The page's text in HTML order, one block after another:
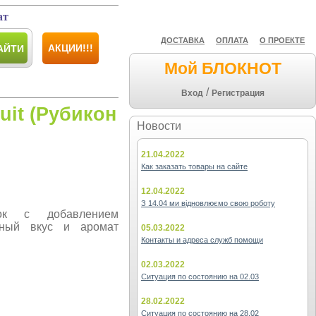
ДОСТАВКА ОПЛАТА О ПРОЕКТЕ
Мой БЛОКНОТ
Вход / Регистрация
Новости
21.04.2022
Как заказать товары на сайте
12.04.2022
З 14.04 ми відновлюємо свою роботу
05.03.2022
Контакты и адреса служб помощи
02.03.2022
Ситуация по состоянию на 02.03
28.02.2022
Ситуация по состоянию на 28.02
АКЦИИ!!!
(Рубикон
с добавлением
вкус и аромат